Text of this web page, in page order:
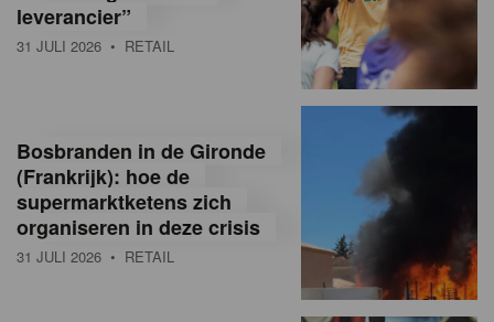
g
a
n
e
leverancier”
31 JULI 2026 • RETAIL
Bosbranden in de Gironde
(Frankrijk): hoe de
supermarktketens zich
organiseren in deze crisis
31 JULI 2026 • RETAIL